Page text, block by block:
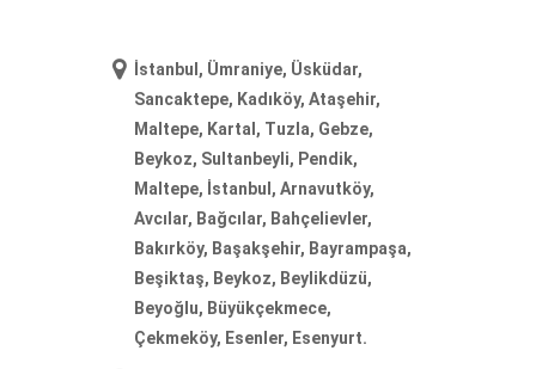
İstanbul, Ümraniye, Üsküdar,
Sancaktepe, Kadıköy, Ataşehir,
Maltepe, Kartal, Tuzla, Gebze,
Beykoz, Sultanbeyli, Pendik,
Maltepe, İstanbul, Arnavutköy,
Avcılar, Bağcılar, Bahçelievler,
Bakırköy, Başakşehir, Bayrampaşa,
Beşiktaş, Beykoz, Beylikdüzü,
Beyoğlu, Büyükçekmece,
Çekmeköy, Esenler, Esenyurt.